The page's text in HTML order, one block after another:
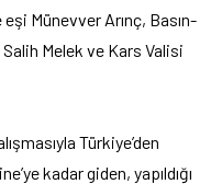
eşi Münevver Arınç, Basın-
Melek ve Kars Valisi
Türkiye’den
kadar giden, yapıldığı